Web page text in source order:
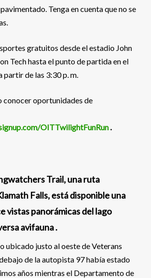
Tenga en cuenta que no se
gratuitos desde el estadio John
Tech hasta el punto de partida en el
partir de las 3:30 p. m.
conocer oportunidades de
OITTwilightFunRun.
Trail, una ruta
Falls, está disponible una
vistas panorámicas del lago
avifauna.
ubicado justo al oeste de Veterans
de la autopista 97 había estado
años mientras el Departamento de